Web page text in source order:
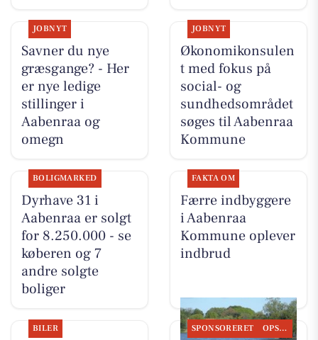
JOBNYT
Savner du nye
græsgange? - Her
er nye ledige
stillinger i
Aabenraa og
omegn
JOBNYT
Økonomikonsulen
t med fokus på
social- og
sundhedsområdet
søges til Aabenraa
Kommune
BOLIGMARKED
Dyrhave 31 i
Aabenraa er solgt
for 8.250.000 - se
køberen og 7
andre solgte
boliger
FAKTA OM
Færre indbyggere
i Aabenraa
Kommune oplever
indbrud
BILER SPONSORERET OPSLAGSTAVLEN